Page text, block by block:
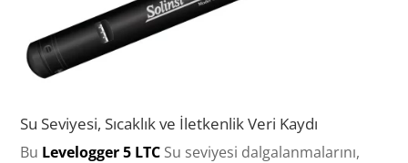
Su Seviyesi, Sıcaklık ve İletkenlik Veri Kaydı
Bu Levelogger 5 LTC Su seviyesi dalgalanmalarını,